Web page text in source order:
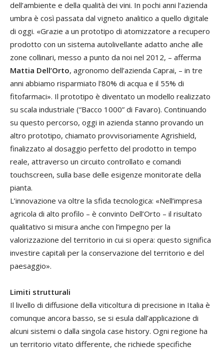
dell’ambiente e della qualità dei vini. In pochi anni l’azienda
umbra è così passata dal vigneto analitico a quello digitale
di oggi. «Grazie a un prototipo di atomizzatore a recupero
prodotto con un sistema autolivellante adatto anche alle
zone collinari, messo a punto da noi nel 2012, – afferma
Mattia Dell’Orto, agronomo dell’azienda Caprai, – in tre
anni abbiamo risparmiato l’80% di acqua e il 55% di
fitofarmaci». Il prototipo è diventato un modello realizzato
su scala industriale (“Bacco 1000” di Favaro). Continuando
su questo percorso, oggi in azienda stanno provando un
altro prototipo, chiamato provvisoriamente Agrishield,
finalizzato al dosaggio perfetto del prodotto in tempo
reale, attraverso un circuito controllato e comandi
touchscreen, sulla base delle esigenze monitorate della
pianta.
L’innovazione va oltre la sfida tecnologica: «Nell’impresa
agricola di alto profilo – è convinto Dell’Orto – il risultato
qualitativo si misura anche con l’impegno per la
valorizzazione del territorio in cui si opera: questo significa
investire capitali per la conservazione del territorio e del
paesaggio».
Limiti strutturali
Il livello di diffusione della viticoltura di precisione in Italia è
comunque ancora basso, se si esula dall’applicazione di
alcuni sistemi o dalla singola case history. Ogni regione ha
un territorio vitato differente, che richiede specifiche